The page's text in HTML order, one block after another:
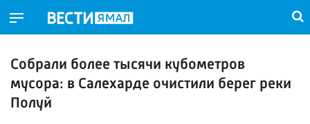
Собрали более тысячи кубометров
мусора: в Салехарде очистили берег реки
Полуй